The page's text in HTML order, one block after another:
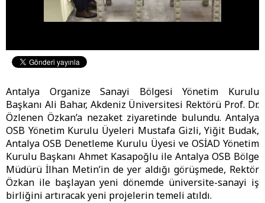
Antalya Organize Sanayi Bölgesi Yönetim Kurulu
Başkanı Ali Bahar, Akdeniz Üniversitesi Rektörü Prof. Dr.
Özlenen Özkan’a nezaket ziyaretinde bulundu. Antalya
OSB Yönetim Kurulu Üyeleri Mustafa Gizli, Yiğit Budak,
Antalya OSB Denetleme Kurulu Üyesi ve OSİAD Yönetim
Kurulu Başkanı Ahmet Kasapoğlu ile Antalya OSB Bölge
Müdürü İlhan Metin’in de yer aldığı görüşmede, Rektör
Özkan ile başlayan yeni dönemde üniversite-sanayi iş
birliğini artıracak yeni projelerin temeli atıldı.